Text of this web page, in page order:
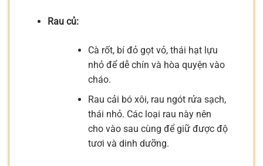
Rau củ:
Cà rốt, bí đỏ gọt vỏ, thái hạt lựu
nhỏ để dễ chín và hòa quyện vào
cháo.
Rau cải bó xôi, rau ngót rửa sạch,
thái nhỏ. Các loại rau này nên
cho vào sau cùng để giữ được độ
tươi và dinh dưỡng.